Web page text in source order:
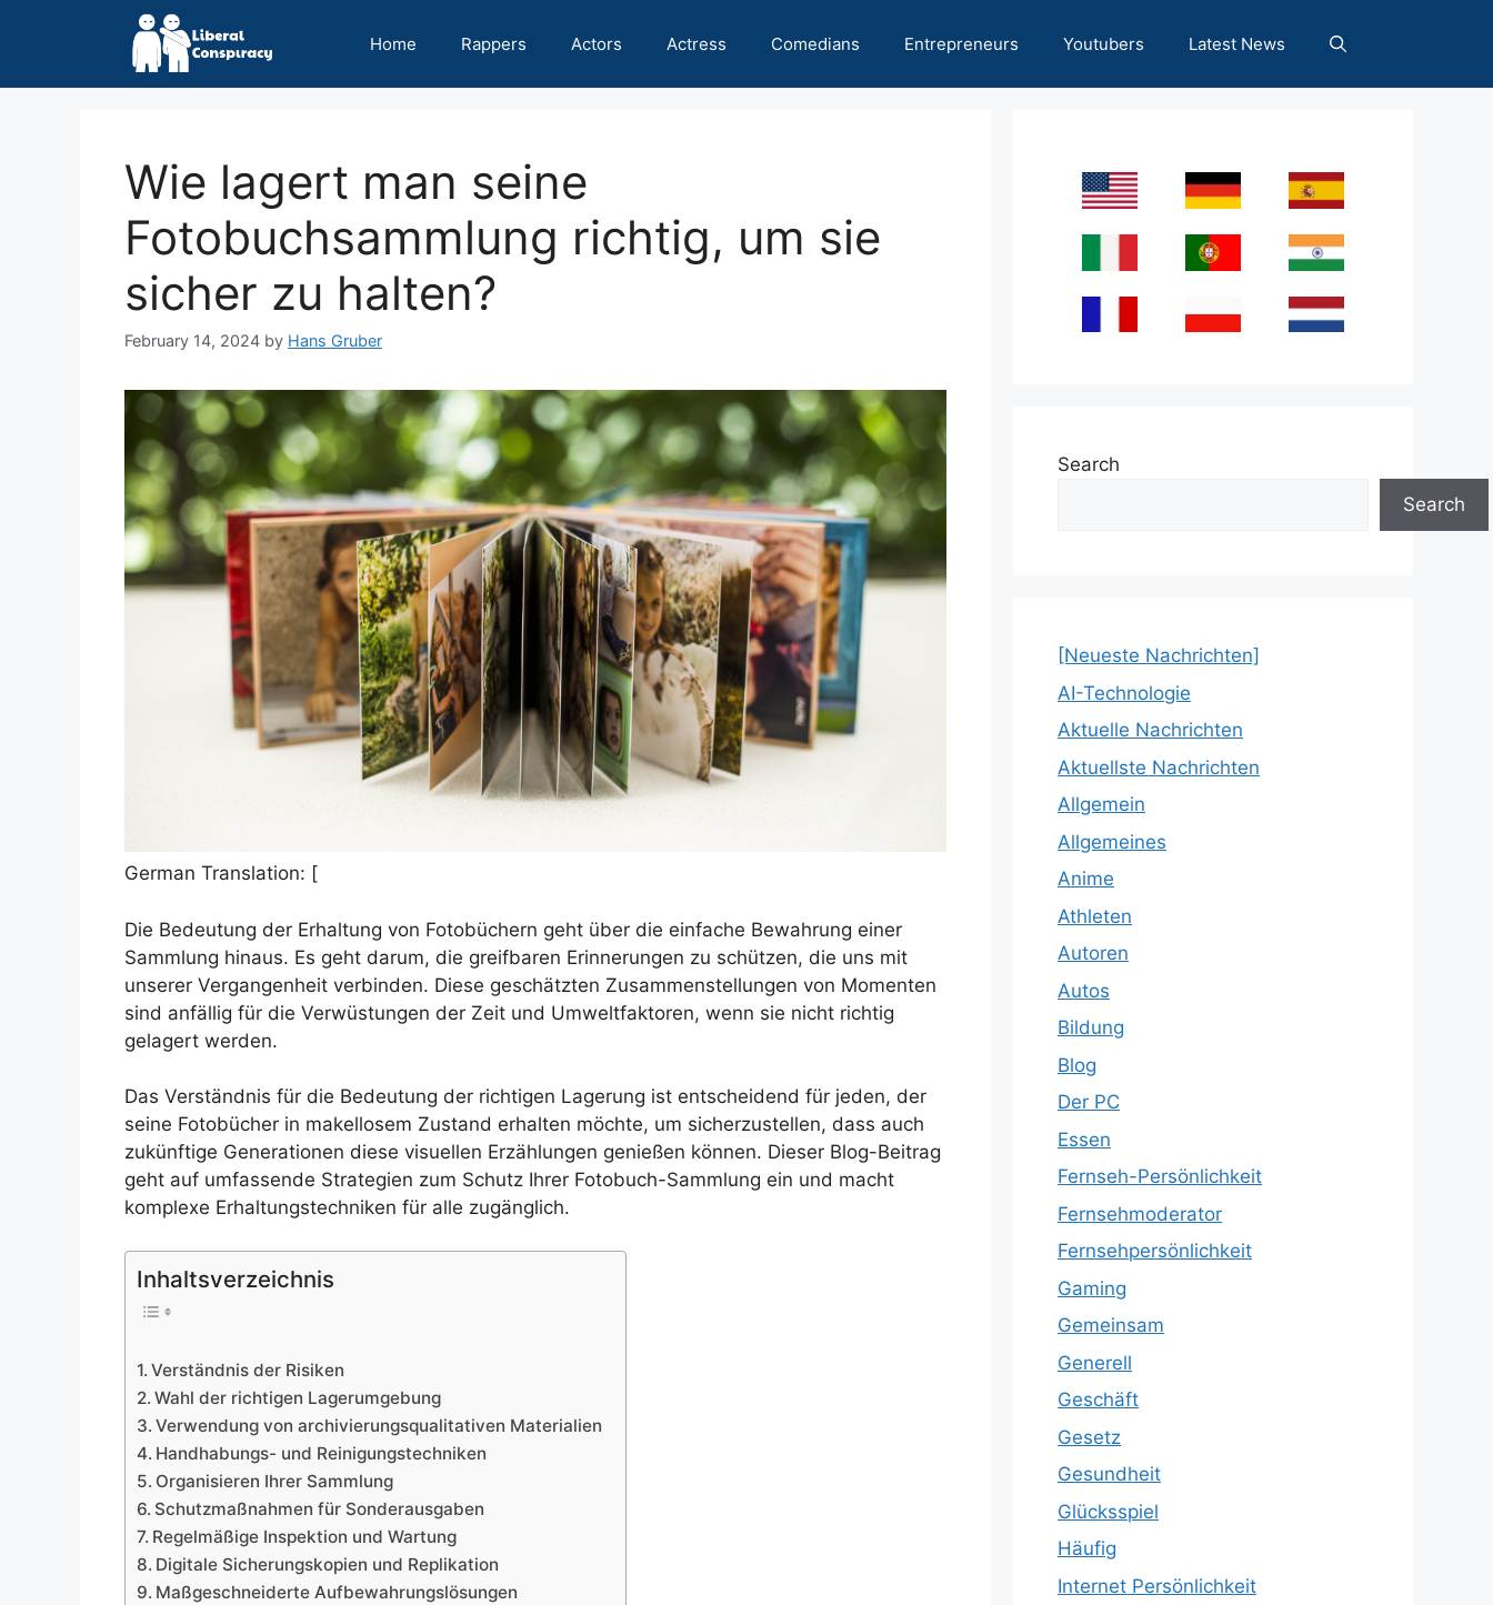
Home Rappers Actors Actress Comedians Entrepreneurs Youtubers Latest News
Wie lagert man seine
Fotobuchsammlung richtig, um sie
sicher zu halten?
February 14, 2024 by Hans Gruber
German Translation: [
Die Bedeutung der Erhaltung von Fotobüchern geht über die einfache Bewahrung einer
Sammlung hinaus. Es geht darum, die greifbaren Erinnerungen zu schützen, die uns mit
unserer Vergangenheit verbinden. Diese geschätzten Zusammenstellungen von Momenten
sind anfällig für die Verwüstungen der Zeit und Umweltfaktoren, wenn sie nicht richtig
gelagert werden.
Das Verständnis für die Bedeutung der richtigen Lagerung ist entscheidend für jeden, der
seine Fotobücher in makellosem Zustand erhalten möchte, um sicherzustellen, dass auch
zukünftige Generationen diese visuellen Erzählungen genießen können. Dieser Blog-Beitrag
geht auf umfassende Strategien zum Schutz Ihrer Fotobuch-Sammlung ein und macht
komplexe Erhaltungstechniken für alle zugänglich.
Inhaltsverzeichnis
Verständnis der Risiken
Wahl der richtigen Lagerumgebung
Verwendung von archivierungsqualitativen Materialien
Handhabungs- und Reinigungstechniken
Organisieren Ihrer Sammlung
Schutzmaßnahmen für Sonderausgaben
Regelmäßige Inspektion und Wartung
Digitale Sicherungskopien und Replikation
Maßgeschneiderte Aufbewahrungslösungen
Search
Search
[Neueste Nachrichten]
AI-Technologie
Aktuelle Nachrichten
Aktuellste Nachrichten
Allgemein
Allgemeines
Anime
Athleten
Autoren
Autos
Bildung
Blog
Der PC
Essen
Fernseh-Persönlichkeit
Fernsehmoderator
Fernsehpersönlichkeit
Gaming
Gemeinsam
Generell
Geschäft
Gesetz
Gesundheit
Glücksspiel
Häufig
Internet Persönlichkeit